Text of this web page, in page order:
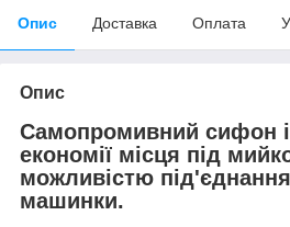
Опис Доставка Оплата
Опис
Самопромивний сифон
економії місця під
можливістю
машинки.